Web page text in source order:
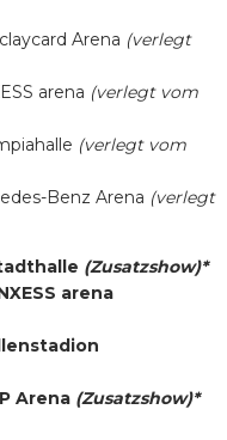
Arena (verlegt
arena (verlegt vom
(verlegt vom
Benz Arena (verlegt
(Zusatzshow)*
arena
Arena (Zusatzshow)*